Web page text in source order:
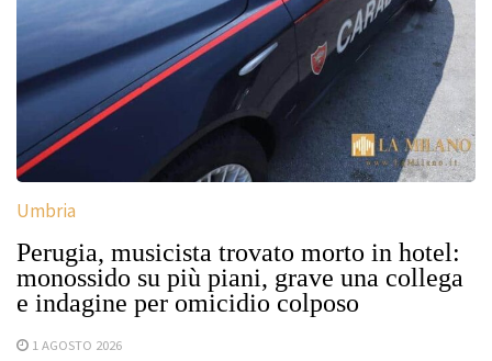
Umbria
Perugia, musicista trovato morto in hotel:
monossido su più piani, grave una collega
e indagine per omicidio colposo
1 AGOSTO 2026